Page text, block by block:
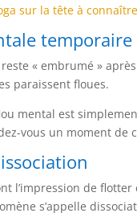
sur la tête à connaître
temporaire
« embrumé »
paraissent floues.
mental est
vous un moment
l’impression de
s’appelle